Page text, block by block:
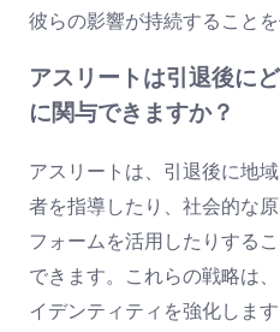
彼らの影響が持続することを
アスリートは引退後に
に関与できますか？
アスリートは、引退後に地
者を指導したり、社会的な
フォームを活用したりする
できます。これらの戦略は
イデンティティを強化します